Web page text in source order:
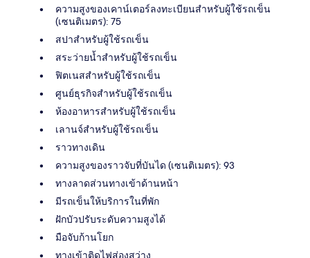
ความสูงของเคาน์เตอร์ลงทะเบียนสำหรับผู้ใช้รถเข็น
(เซนติเมตร): 75
สปาสำหรับผู้ใช้รถเข็น
สระว่ายน้ำสำหรับผู้ใช้รถเข็น
ฟิตเนสสำหรับผู้ใช้รถเข็น
ศูนย์ธุรกิจสำหรับผู้ใช้รถเข็น
ห้องอาหารสำหรับผู้ใช้รถเข็น
เลานจ์สำหรับผู้ใช้รถเข็น
ราวทางเดิน
ความสูงของราวจับที่บันได (เซนติเมตร): 93
ทางลาดส่วนทางเข้าด้านหน้า
มีรถเข็นให้บริการในที่พัก
ฝักบัวปรับระดับความสูงได้
มือจับก้านโยก
ทางเข้าติดไฟส่องสว่าง